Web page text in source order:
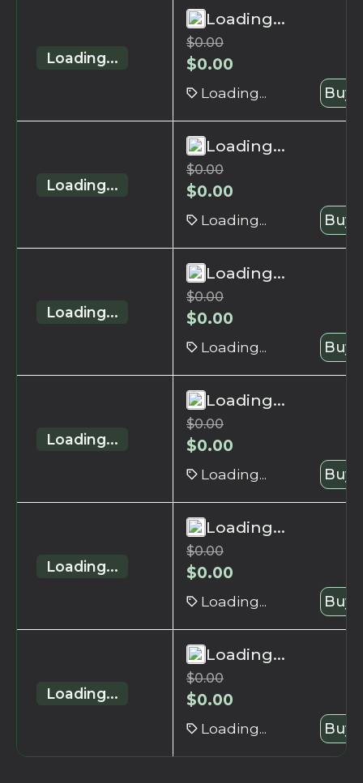
Loading...
Loading...
$0.00
$0.00
Loading... Buy
Loading...
Loading...
$0.00
$0.00
Loading... Buy
Loading...
Loading...
$0.00
$0.00
Loading... Buy
Loading...
Loading...
$0.00
$0.00
Loading... Buy
Loading...
Loading...
$0.00
$0.00
Loading... Buy
Loading...
Loading...
$0.00
$0.00
Loading... Buy